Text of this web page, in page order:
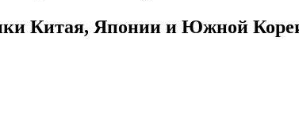
Китая, Японии и Южной